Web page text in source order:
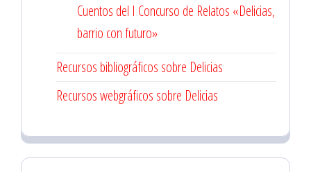
Cuentos del I Concurso de Relatos «Delicias,
barrio con futuro»
Recursos bibliográficos sobre Delicias
Recursos webgráficos sobre Delicias